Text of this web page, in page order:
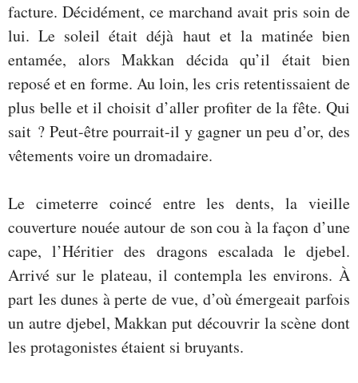
facture. Décidément, ce marchand avait pris soin de
lui. Le soleil était déjà haut et la matinée bien
entamée, alors Makkan décida qu’il était bien
reposé et en forme. Au loin, les cris retentissaient de
plus belle et il choisit d’aller profiter de la fête. Qui
sait ? Peut-être pourrait-il y gagner un peu d’or, des
vêtements voire un dromadaire.
Le cimeterre coincé entre les dents, la vieille
couverture nouée autour de son cou à la façon d’une
cape, l’Héritier des dragons escalada le djebel.
Arrivé sur le plateau, il contempla les environs. À
part les dunes à perte de vue, d’où émergeait parfois
un autre djebel, Makkan put découvrir la scène dont
les protagonistes étaient si bruyants.